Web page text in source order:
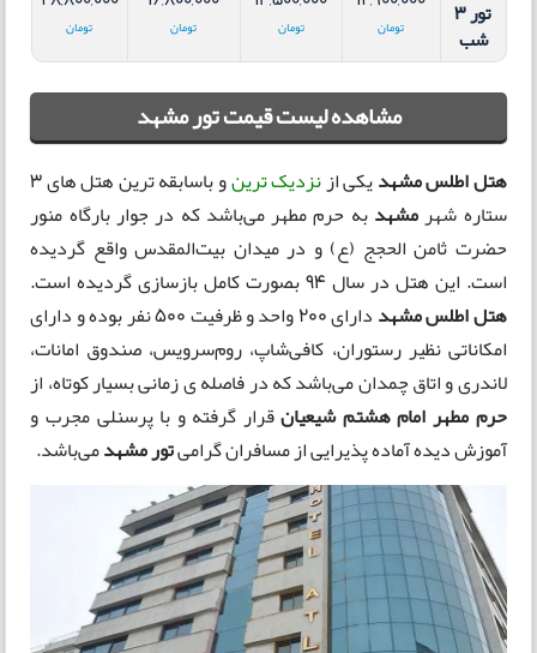
تور 3
شب تومان تومان تومان تومان
مشاهده لیست قیمت تور مشهد
هتل اطلس مشهدیکی ازنزدیک‌ ترین
و باسابقه ترین هتل‌ های 3
ستاره شهرمشهدبه حرم مطهر می‌باشد که در جوار بارگاه منور
حضرت ثامن الحجج (ع) و در میدان بیت‌المقدس واقع گردیده
است. این هتل در سال 94 بصورت کامل بازسازی گردیده است.
هتل اطلس مشهد
دارای 200 واحد و ظرفیت 500 نفر بوده و دارای
امکاناتی نظیر رستوران، کافی‌شاپ، روم‌سرویس، صندوق امانات،
لاندری و اتاق چمدان می‌باشد که در فاصله ی زمانی بسیار کوتاه، از
حرم مطهر امام هشتم شیعیانقرار گرفته و با پرسنلی مجرب و
آموزش دیده آماده پذیرایی از مسافران گرامیتور مشهدمی‌باشد.